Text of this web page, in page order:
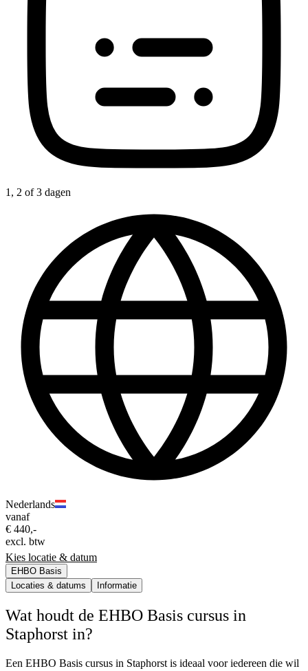
1, 2 of 3 dagen
Nederlands
vanaf
€ 440,-
excl. btw
Kies locatie & datum
EHBO Basis
Locaties & datums
Informatie
Wat houdt de EHBO Basis cursus in
Staphorst in?
Een EHBO Basis cursus in Staphorst is ideaal voor iedereen die wil